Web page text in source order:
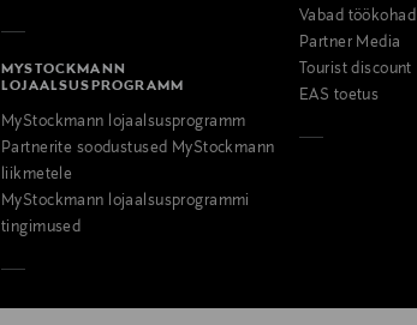
MYSTOCKMANN
LOJAALSUSPROGRAMM
MyStockmann lojaalsusprogramm
Partnerite soodustused MyStockmann
liikmetele
MyStockmann lojaalsusprogrammi
tingimused
Vabad töökohad
Partner Media
Tourist discount
EAS toetus